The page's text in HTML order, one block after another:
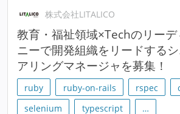
株式会社LITALICO
教育・福祉領域×Techのリー
ニーで開発組織をリードする
アリングマネージャを募集！
ruby ruby-on-rails rspec
selenium
typescript …